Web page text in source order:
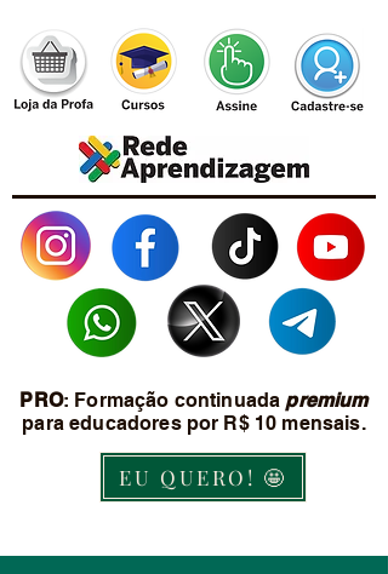
PRO: Formação continuada premium
para educadores por R$ 10 mensais.
EU QUERO! 🤩